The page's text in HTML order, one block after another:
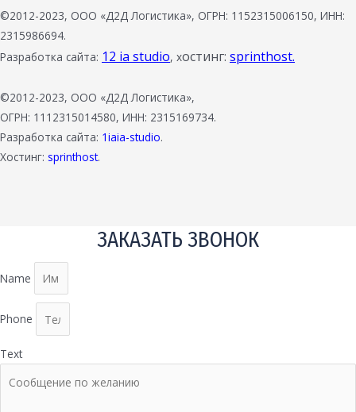
©2012-2023, ООО «Д2Д Логистика», ОГРН: 1152315006150, ИНН:
2315986694.
Разработка сайта: 12 ia studio, хостинг: sprinthost.
©2012-2023, ООО «Д2Д Логистика»,
ОГРН: 1112315014580, ИНН: 2315169734.
Разработка сайта: 1iaia-studio.
Хостинг: sprinthost.
ЗАКАЗАТЬ ЗВОНОК
Name
Phone
Text